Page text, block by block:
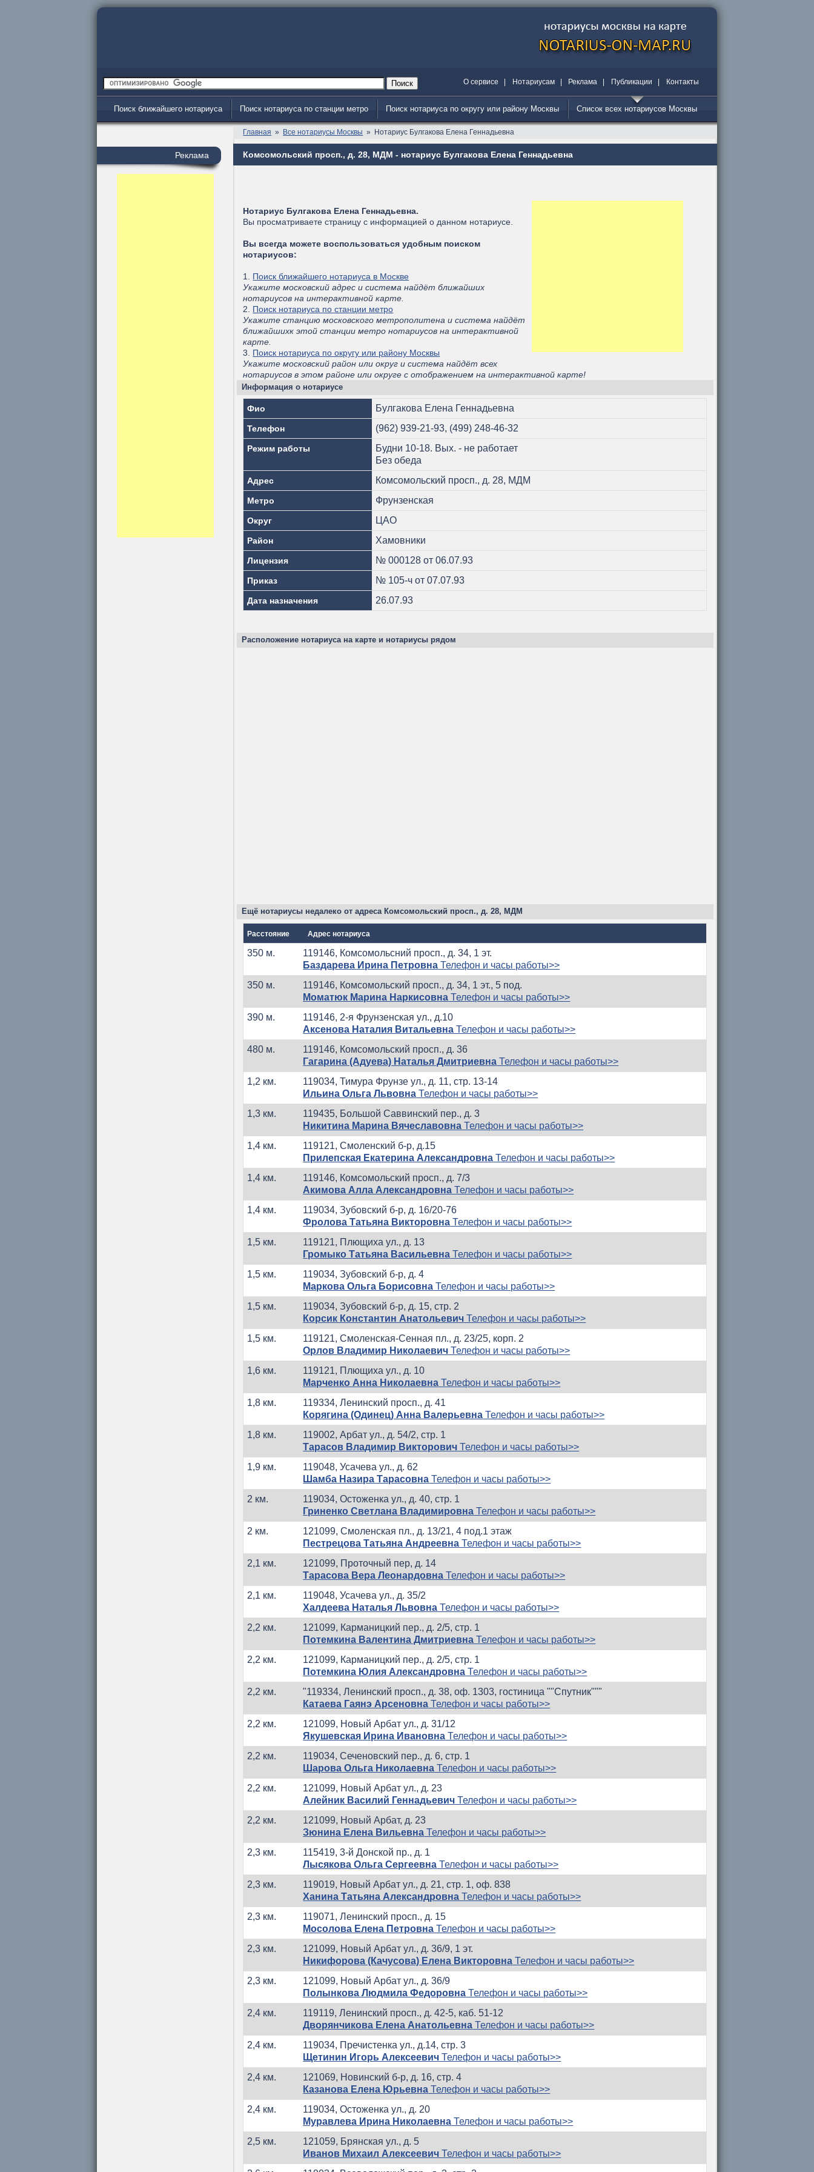
О сервисе Нотариусам| Реклама Публикации Контакты
Поиск ближайшего нотариуса Поиск нотариуса по станции метро Поиск нотариуса по округу или району Москвы Список всех нотариусов Москвы
Реклама
Главная Все нотариусы Москвы Нотариус Булгакова Елена Геннадьевна
Комсомольский просп., д. 28, МДМ - нотариус Булгакова Елена Геннадьевна
Нотариус Булгакова Елена Геннадьевна.
Вы просматриваете страницу с информацией о данном нотариусе.
Вы всегда можете воспользоваться удобным поиском
нотариусов:
1. Поиск ближайшего нотариуса в Москве
Укажите московский адрес и система найдёт ближайших
нотариусов на интерактивной карте.
2. Поиск нотариуса по станции метро
Укажите станцию московского метрополитена и система найдёт
ближайшихк этой станции метро нотариусов на интерактивной
карте.
3. Поиск нотариуса по округу или району Москвы
Укажите московский район или округ и система найдёт всех
нотариусов в этом районе или округе с отображением на интерактивной карте!
Информация о нотариусе
Фио Булгакова Елена Геннадьевна
Телефон (962) 939-21-93, (499) 248-46-32
Режим работы
Будни 10-18. Вых. - не работает
Без обеда
Адрес Комсомольский просп., д. 28, МДМ
Метро Фрунзенская
Округ ЦАО
Район Хамовники
Лицензия № 000128 от 06.07.93
Приказ № 105-ч от 07.07.93
Дата назначения 26.07.93
Расположение нотариуса на карте и нотариусы рядом
Ещё нотариусы недалеко от адреса Комсомольский просп., д. 28, МДМ
Расстояние Адрес нотариуса
350 м.
119146, Комсомольсний просп., д. 34, 1 эт.
Баздарева Ирина Петровна Телефон и часы работы>>
350 м.
119146, Комсомольский просп., д. 34, 1 эт., 5 под.
Моматюк Марина Наркисовна Телефон и часы работы>>
390 м.
119146, 2-я Фрунзенская ул., д.10
Аксенова Наталия Витальевна Телефон и часы работы>>
480 м.
119146, Комсомольский просп., д. 36
Гагарина (Адуева) Наталья Дмитриевна Телефон и часы работы>>
1,2 км.
119034, Тимура Фрунзе ул., д. 11, стр. 13-14
Ильина Ольга Львовна Телефон и часы работы>>
1,3 км.
119435, Большой Саввинский пер., д. 3
Никитина Марина Вячеславовна Телефон и часы работы>>
1,4 км.
119121, Смоленский б-р, д.15
Прилепская Екатерина Александровна Телефон и часы работы>>
1,4 км.
119146, Комсомольский просп., д. 7/3
Акимова Алла Александровна Телефон и часы работы>>
1,4 км.
119034, Зубовский б-р, д. 16/20-76
Фролова Татьяна Викторовна Телефон и часы работы>>
1,5 км.
119121, Плющиха ул., д. 13
Громыко Татьяна Васильевна Телефон и часы работы>>
1,5 км.
119034, Зубовский б-р, д. 4
Маркова Ольга Борисовна Телефон и часы работы>>
1,5 км.
119034, Зубовский б-р, д. 15, стр. 2
Корсик Константин Анатольевич Телефон и часы работы>>
1,5 км.
119121, Смоленская-Сенная пл., д. 23/25, корп. 2
Орлов Владимир Николаевич Телефон и часы работы>>
1,6 км.
119121, Плющиха ул., д. 10
Марченко Анна Николаевна Телефон и часы работы>>
1,8 км.
119334, Ленинский просп., д. 41
Корягина (Одинец) Анна Валерьевна Телефон и часы работы>>
1,8 км.
119002, Арбат ул., д. 54/2, стр. 1
Тарасов Владимир Викторович Телефон и часы работы>>
1,9 км.
119048, Усачева ул., д. 62
Шамба Назира Тарасовна Телефон и часы работы>>
2 км.
119034, Остоженка ул., д. 40, стр. 1
Гриненко Светлана Владимировна Телефон и часы работы>>
2 км.
121099, Смоленская пл., д. 13/21, 4 под.1 этаж
Пестрецова Татьяна Андреевна Телефон и часы работы>>
2,1 км.
121099, Проточный пер, д. 14
Тарасова Вера Леонардовна Телефон и часы работы>>
2,1 км.
119048, Усачева ул., д. 35/2
Халдеева Наталья Львовна Телефон и часы работы>>
2,2 км.
121099, Карманицкий пер., д. 2/5, стр. 1
Потемкина Валентина Дмитриевна Телефон и часы работы>>
2,2 км.
121099, Карманицкий пер., д. 2/5, стр. 1
Потемкина Юлия Александровна Телефон и часы работы>>
2,2 км.
"119334, Ленинский просп., д. 38, оф. 1303, гостиница ""Спутник"""
Катаева Гаянэ Арсеновна Телефон и часы работы>>
2,2 км.
121099, Новый Арбат ул., д. 31/12
Якушевская Ирина Ивановна Телефон и часы работы>>
2,2 км.
119034, Сеченовский пер., д. 6, стр. 1
Шарова Ольга Николаевна Телефон и часы работы>>
2,2 км.
121099, Новый Арбат ул., д. 23
Алейник Василий Геннадьевич Телефон и часы работы>>
2,2 км.
121099, Новый Арбат, д. 23
Зюнина Елена Вильевна Телефон и часы работы>>
2,3 км.
115419, 3-й Донской пр., д. 1
Лысякова Ольга Сергеевна Телефон и часы работы>>
2,3 км.
119019, Новый Арбат ул., д. 21, стр. 1, оф. 838
Ханина Татьяна Александровна Телефон и часы работы>>
2,3 км.
119071, Ленинский просп., д. 15
Мосолова Елена Петровна Телефон и часы работы>>
2,3 км.
121099, Новый Арбат ул., д. 36/9, 1 эт.
Никифорова (Качусова) Елена Викторовна Телефон и часы работы>>
2,3 км.
121099, Новый Арбат ул., д. 36/9
Полынкова Людмила Федоровна Телефон и часы работы>>
2,4 км.
119119, Ленинский просп., д. 42-5, каб. 51-12
Дворянчикова Елена Анатольевна Телефон и часы работы>>
2,4 км.
119034, Пречистенка ул., д.14, стр. 3
Щетинин Игорь Алексеевич Телефон и часы работы>>
2,4 км.
121069, Новинский б-р, д. 16, стр. 4
Казанова Елена Юрьевна Телефон и часы работы>>
2,4 км.
119034, Остоженка ул., д. 20
Муравлева Ирина Николаевна Телефон и часы работы>>
2,5 км.
121059, Брянская ул., д. 5
Иванов Михаил Алексеевич Телефон и часы работы>>